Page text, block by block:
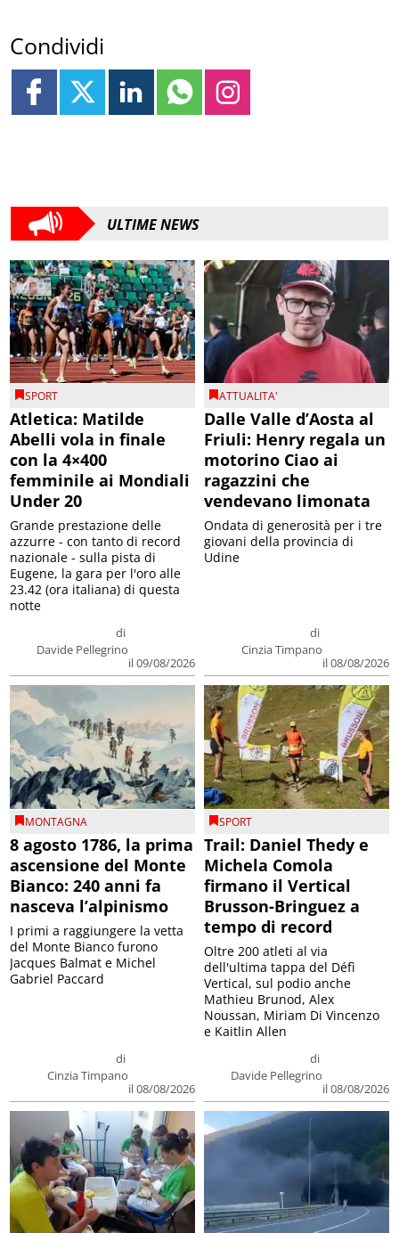
Condividi
ULTIME NEWS
SPORT
Atletica: Matilde
Abelli vola in finale
con la 4×400
femminile ai Mondiali
Under 20
di
Davide Pellegrino
il 09/08/2026
Grande prestazione delle
azzurre - con tanto di record
nazionale - sulla pista di
Eugene, la gara per l'oro alle
23.42 (ora italiana) di questa
notte
ATTUALITA'
Dalle Valle d’Aosta al
Friuli: Henry regala un
motorino Ciao ai
ragazzini che
vendevano limonata
di
Cinzia Timpano
il 08/08/2026
Ondata di generosità per i tre
giovani della provincia di
Udine
MONTAGNA
8 agosto 1786, la prima
ascensione del Monte
Bianco: 240 anni fa
nasceva l’alpinismo
di
Cinzia Timpano
il 08/08/2026
I primi a raggiungere la vetta
del Monte Bianco furono
Jacques Balmat e Michel
Gabriel Paccard
SPORT
Trail: Daniel Thedy e
Michela Comola
firmano il Vertical
Brusson-Bringuez a
tempo di record
di
Davide Pellegrino
il 08/08/2026
Oltre 200 atleti al via
dell'ultima tappa del Défì
Vertical, sul podio anche
Mathieu Brunod, Alex
Noussan, Miriam Di Vincenzo
e Kaitlin Allen